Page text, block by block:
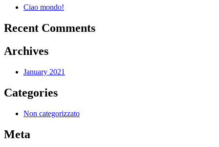
Ciao mondo!
Recent Comments
Archives
January 2021
Categories
Non categorizzato
Meta